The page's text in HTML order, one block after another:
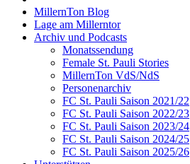
MillernTon Blog
Lage am Millerntor
Archiv und Podcasts
Monatssendung
Female St. Pauli Stories
MillernTon VdS/NdS
Personenarchiv
FC St. Pauli Saison 2021/22
FC St. Pauli Saison 2022/23
FC St. Pauli Saison 2023/24
FC St. Pauli Saison 2024/25
FC St. Pauli Saison 2025/26